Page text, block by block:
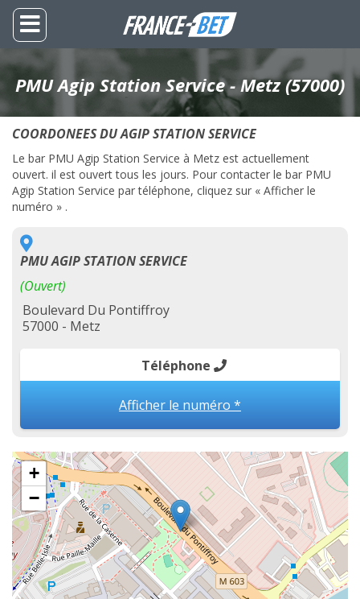
PMU Agip Station Service - Metz (57000)
COORDONEES DU AGIP STATION SERVICE
Le bar PMU Agip Station Service à Metz est actuellement
ouvert. il est ouvert tous les jours. Pour contacter le bar PMU
Agip Station Service par téléphone, cliquez sur « Afficher le
numéro » .
PMU AGIP STATION SERVICE
(Ouvert)
Boulevard Du Pontiffroy
57000 - Metz
Téléphone
Afficher le numéro *
+
−